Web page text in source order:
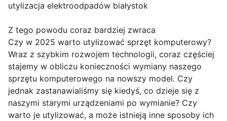
utylizacja elektroodpadów białystok
Z tego powodu coraz bardziej zwraca
Czy w 2025 warto utylizować sprzęt komputerowy?
Wraz z szybkim rozwojem technologii, coraz częściej
stajemy w obliczu konieczności wymiany naszego
sprzętu komputerowego na nowszy model. Czy
jednak zastanawialiśmy się kiedyś, co dzieje się z
naszymi starymi urządzeniami po wymianie? Czy
warto je utylizować, a może istnieją inne sposoby ich